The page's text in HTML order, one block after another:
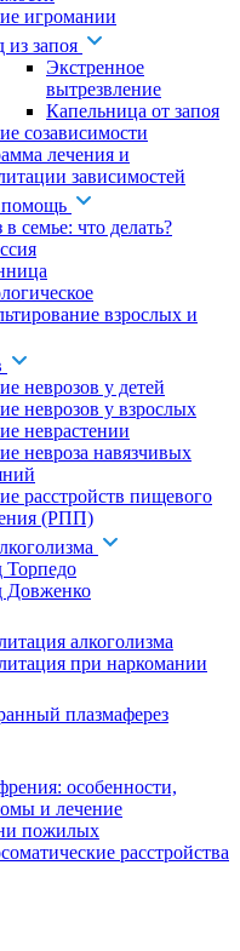
игромании
запоя
Экстренное
вытрезвление
Капельница от запоя
созависимости
лечения и
зависимостей
помощь
семье: что делать?
взрослых и
неврозов у детей
неврозов у взрослых
неврастении
невроза навязчивых
расстройств пищевого
(РПП)
Торпедо
Довженко
алкоголизма
при наркомании
плазмаферез
особенности,
и лечение
пожилых
расстройства